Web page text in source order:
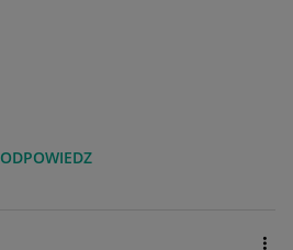
ODPOWIEDZ